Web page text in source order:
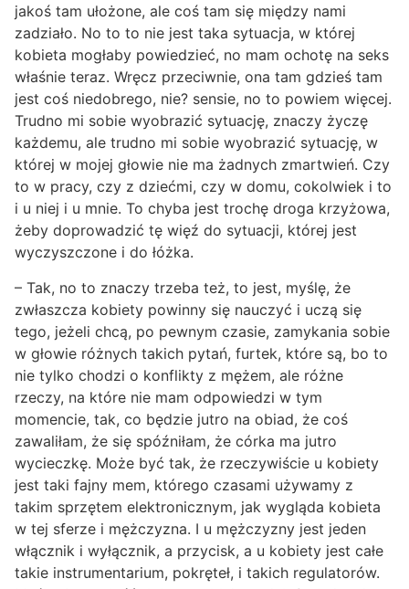
jakoś tam ułożone, ale coś tam się między nami
zadziało. No to to nie jest taka sytuacja, w której
kobieta mogłaby powiedzieć, no mam ochotę na seks
właśnie teraz. Wręcz przeciwnie, ona tam gdzieś tam
jest coś niedobrego, nie? sensie, no to powiem więcej.
Trudno mi sobie wyobrazić sytuację, znaczy życzę
każdemu, ale trudno mi sobie wyobrazić sytuację, w
której w mojej głowie nie ma żadnych zmartwień. Czy
to w pracy, czy z dziećmi, czy w domu, cokolwiek i to
i u niej i u mnie. To chyba jest trochę droga krzyżowa,
żeby doprowadzić tę więź do sytuacji, której jest
wyczyszczone i do łóżka.
– Tak, no to znaczy trzeba też, to jest, myślę, że
zwłaszcza kobiety powinny się nauczyć i uczą się
tego, jeżeli chcą, po pewnym czasie, zamykania sobie
w głowie różnych takich pytań, furtek, które są, bo to
nie tylko chodzi o konflikty z mężem, ale różne
rzeczy, na które nie mam odpowiedzi w tym
momencie, tak, co będzie jutro na obiad, że coś
zawaliłam, że się spóźniłam, że córka ma jutro
wycieczkę. Może być tak, że rzeczywiście u kobiety
jest taki fajny mem, którego czasami używamy z
takim sprzętem elektronicznym, jak wygląda kobieta
w tej sferze i mężczyzna. I u mężczyzny jest jeden
włącznik i wyłącznik, a przycisk, a u kobiety jest całe
takie instrumentarium, pokręteł, i takich regulatorów.